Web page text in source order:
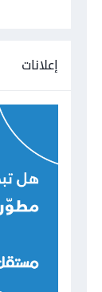
إعلانات